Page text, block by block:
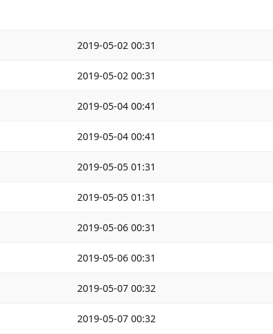
2019-05-02 00:31
2019-05-02 00:31
2019-05-04 00:41
2019-05-04 00:41
2019-05-05 01:31
2019-05-05 01:31
2019-05-06 00:31
2019-05-06 00:31
2019-05-07 00:32
2019-05-07 00:32